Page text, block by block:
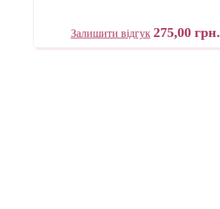
Залишити відгук 275,00 грн.